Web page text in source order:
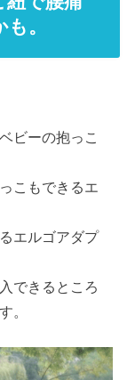
。
ビーの抱っこ
こもできるエ
エルゴアダプ
できるところ
。